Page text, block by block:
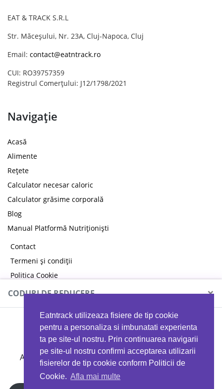
Eatntrack utilizeaza fisiere de tip cookie
pentru a personaliza si imbunatati experienta
ta pe site-ul nostru. Prin continuarea navigarii
pe site-ul nostru confirmi acceptarea utilizarii
fisierelor de tip cookie conform Politicii de
Cookie. Afla mai multe
EAT & TRACK S.R.L
Str. Măceșului, Nr. 23A, Cluj-Napoca, Cluj
Email: contact@eatntrack.ro
CUI: RO39757359
Registrul Comerțului: J12/1798/2021
Navigație
Acasă
Alimente
Rețete
Calculator necesar caloric
Calculator grăsime corporală
Blog
Manual Platformă Nutriționiști
Contact
Termeni și condiții
Politica Cookie
Politica de confidențialitate
CODURI DE REDUCERE ×
MYPROTEIN
Ai 40%reducere la orice comandă folosind codul
EATTRACK